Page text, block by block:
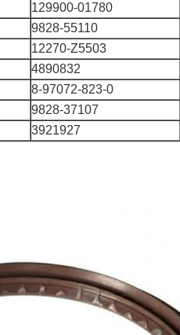
129900-01780
9828-55110
12270-Z5503
4890832
8-97072-823-0
9828-37107
3921927